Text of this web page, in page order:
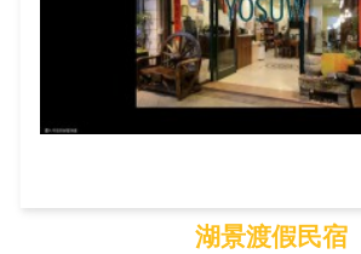
湖景渡假民宿